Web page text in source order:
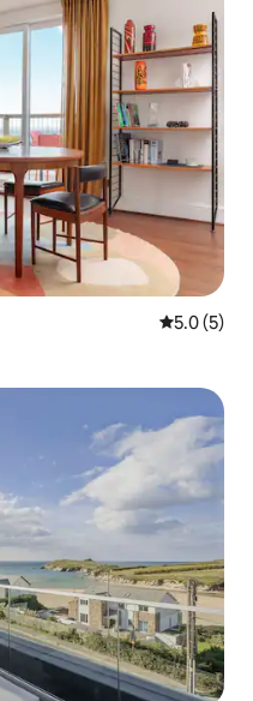
從 5 則評
5.0 (5)